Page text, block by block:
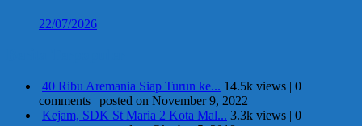
22/07/2026
40 Ribu Aremania Siap Turun ke... 14.5k views | 0
comments | posted on November 9, 2022
Kejam, SDK St Maria 2 Kota Mal... 3.3k views | 0